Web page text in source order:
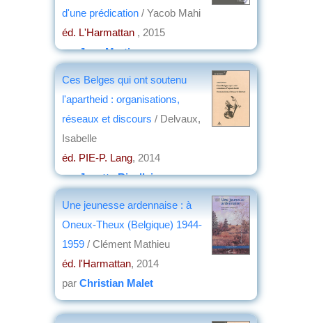
d'une prédication / Yacob Mahi
éd. L'Harmattan , 2015
parJean Martin
Ces Belges qui ont soutenu
l'apartheid : organisations,
réseaux et discours / Delvaux,
Isabelle
éd. PIE-P. Lang, 2014
parJosette Rivallain
Une jeunesse ardennaise : à
Oneux-Theux (Belgique) 1944-
1959 / Clément Mathieu
éd. l'Harmattan, 2014
par Christian Malet